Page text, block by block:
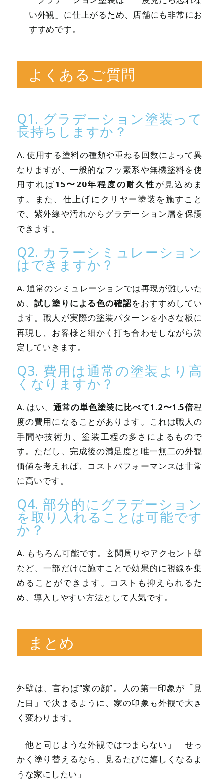
い外観」に仕上がるため、店舗にも非常にお
すすめです。
よくあるご質問
Q1. グラデーション塗装って
長持ちしますか？
A. 使用する塗料の種類や重ねる回数によって異
なりますが、一般的なフッ素系や無機塗料を使
用すれば15〜20年程度の耐久性 が見込めま
す。また、仕上げにクリヤー塗装を施すこと
で、紫外線や汚れからグラデーション層を保護
できます。
Q2. カラーシミュレーション
はできますか？
A. 通常のシミュレーションでは再現が難しいた
め、試し塗りによる色の確認をおすすめしてい
ます。職人が実際の塗装パターンを小さな板に
再現し、お客様と細かく打ち合わせしながら決
定していきます。
Q3. 費用は通常の塗装より高
くなりますか？
A. はい、通常の単色塗装に比べて1.2〜1.5倍程
度の費用になることがあります。これは職人の
手間や技術力、塗装工程の多さによるもので
す。ただし、完成後の満足度と唯一無二の外観
価値を考えれば、コストパフォーマンスは非常
に高いです。
Q4. 部分的にグラデーション
を取り入れることは可能です
か？
A. もちろん可能です。玄関周りやアクセント壁
など、一部だけに施すことで効果的に視線を集
めることができます。コストも抑えられるた
め、導入しやすい方法として人気です。
まとめ
外壁は、言わば“家の顔”。人の第一印象が「見
た目」で決まるように、家の印象も外観で大き
く変わります。
「他と同じような外観ではつまらない」「せっ
かく塗り替えるなら、見るたびに嬉しくなるよ
うな家にしたい」